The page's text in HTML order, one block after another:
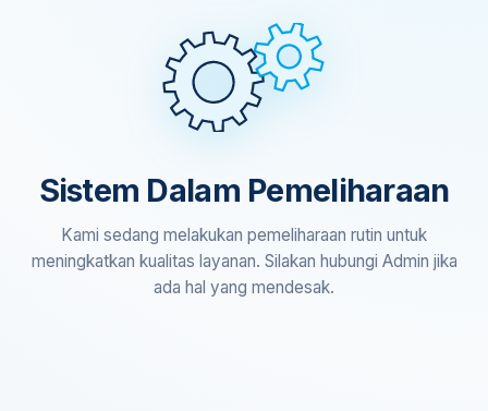
Sistem Dalam Pemeliharaan
Kami sedang melakukan pemeliharaan rutin untuk
meningkatkan kualitas layanan. Silakan hubungi Admin jika
ada hal yang mendesak.